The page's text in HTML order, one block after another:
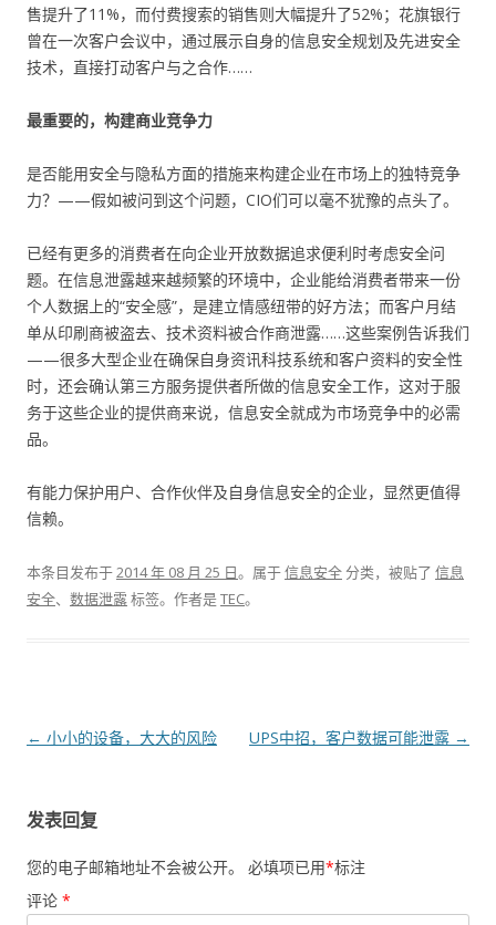
售提升了11%，而付费搜索的销售则大幅提升了52%；花旗银行
曾在一次客户会议中，通过展示自身的信息安全规划及先进安全
技术，直接打动客户与之合作……
最重要的，构建商业竞争力
是否能用安全与隐私方面的措施来构建企业在市场上的独特竞争
力？——假如被问到这个问题，CIO们可以毫不犹豫的点头了。
已经有更多的消费者在向企业开放数据追求便利时考虑安全问
题。在信息泄露越来越频繁的环境中，企业能给消费者带来一份
个人数据上的“安全感”，是建立情感纽带的好方法；而客户月结
单从印刷商被盗去、技术资料被合作商泄露……这些案例告诉我们
——很多大型企业在确保自身资讯科技系统和客户资料的安全性
时，还会确认第三方服务提供者所做的信息安全工作，这对于服
务于这些企业的提供商来说，信息安全就成为市场竞争中的必需
品。
有能力保护用户、合作伙伴及自身信息安全的企业，显然更值得
信赖。
本条目发布于2014 年 08 月 25 日。属于信息安全分类，被贴了 信息
安全、 数据泄露标签。 作者是TEC。
文章导航
← 小小的设备，大大的风险 UPS中招，客户数据可能泄露 →
发表回复
您的电子邮箱地址不会被公开。 必填项已用*标注
评论 *